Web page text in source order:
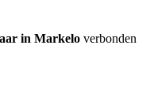
in Markelo verbonden